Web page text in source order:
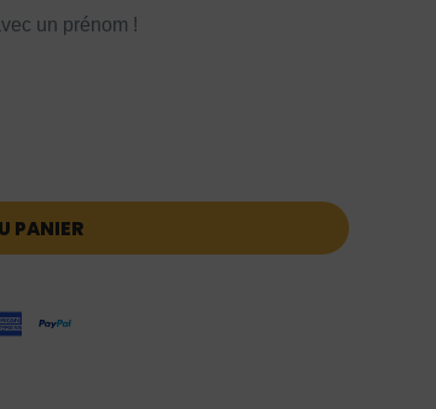
un prénom !
PANIER